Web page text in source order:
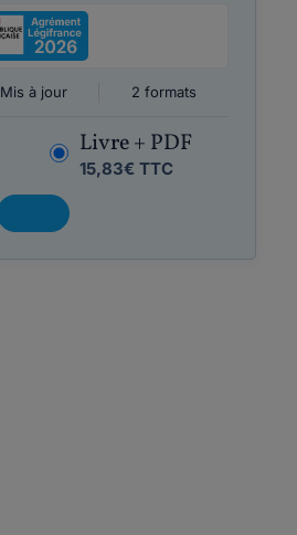
Mis à jour 2 formats
Livre + PDF
15,83€ TTC